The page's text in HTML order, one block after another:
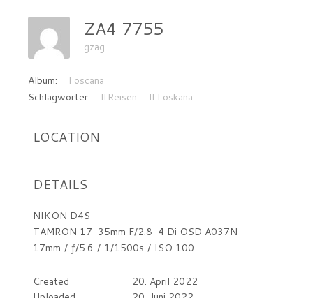
ZA4 7755
gzag
Album:
Toscana
Schlagwörter:
#Reisen #Toskana
LOCATION
DETAILS
NIKON D4S
TAMRON 17-35mm F/2.8-4 Di OSD A037N
17mm / ƒ/5.6 / 1/1500s / ISO 100
Created
20. April 2022